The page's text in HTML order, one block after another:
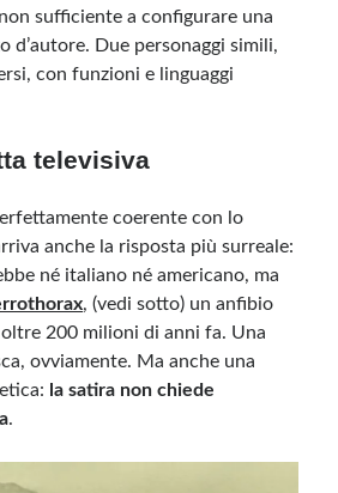
sufficiente a configurare una
d’autore. Due personaggi simili,
con funzioni e linguaggi
televisiva
coerente con lo
anche la risposta più surreale:
né italiano né americano, ma
, (vedi sotto) un anfibio
200 milioni di anni fa. Una
ovviamente. Ma anche una
la satira non chiede
.